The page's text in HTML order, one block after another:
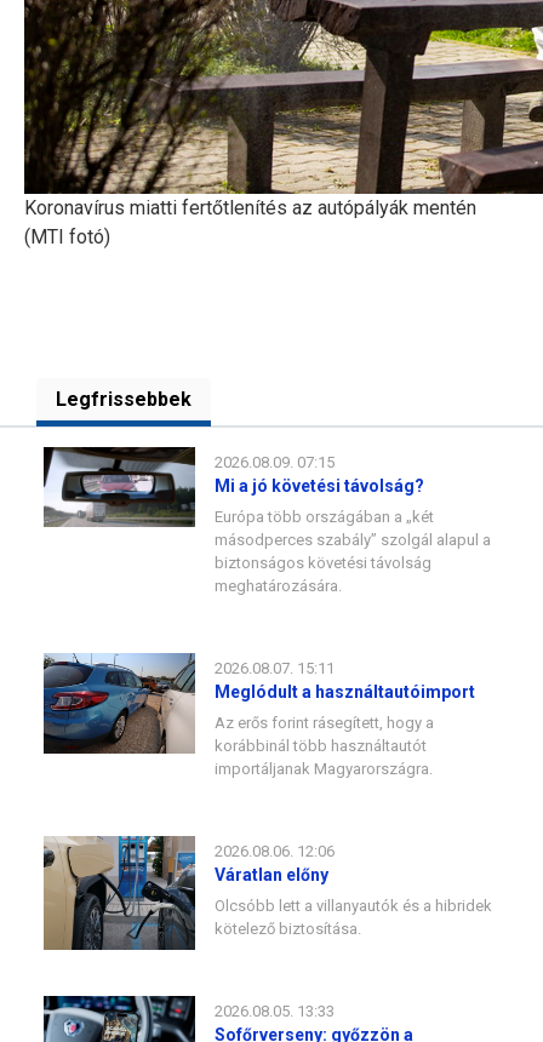
Koronavírus miatti fertőtlenítés az autópályák mentén
(MTI fotó)
Legfrissebbek
2026.08.09. 07:15
Mi a jó követési távolság?
Európa több országában a „két
másodperces szabály” szolgál alapul a
biztonságos követési távolság
meghatározására.
2026.08.07. 15:11
Meglódult a használtautóimport
Az erős forint rásegített, hogy a
korábbinál több használtautót
importáljanak Magyarországra.
2026.08.06. 12:06
Váratlan előny
Olcsóbb lett a villanyautók és a hibridek
kötelező biztosítása.
2026.08.05. 13:33
Sofőrverseny: győzzön a